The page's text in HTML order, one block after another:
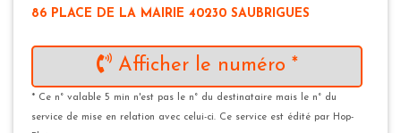
86 PLACE DE LA MAIRIE 40230 SAUBRIGUES
Afficher le numéro *
* Ce n° valable 5 min n'est pas le n° du destinataire mais le n° du
service de mise en relation avec celui-ci. Ce service est édité par Hop-